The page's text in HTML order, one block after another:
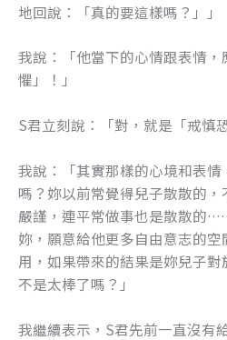
地回說：「真的要這樣嗎？」」
我說：「他當下的心情跟表情
懼」！」
S君立刻說：「對，就是「戒慎
我說：「其實那樣的心境和表
嗎？妳以前常覺得兒子散散的
嚴謹，連平常做事也是散散的
妳，願意給他更多自由意志的
用，如果帶來的結果是妳兒子
不是太棒了嗎？」
我繼續表示，S君先前一直沒有